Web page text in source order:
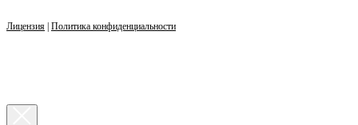
Лицензия Политика конфиденциальности